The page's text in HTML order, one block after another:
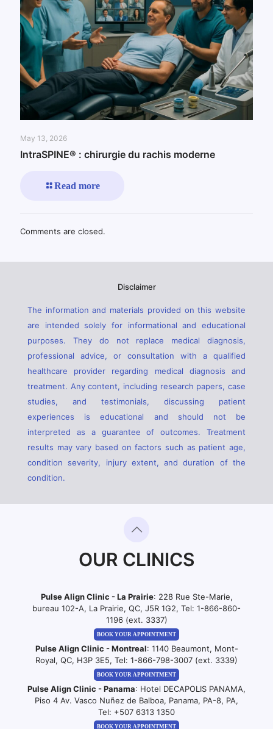
May 13, 2026
IntraSPINE® : chirurgie du rachis moderne
Read more
Comments are closed.
Disclaimer
The information and materials provided on this website
are intended solely for informational and educational
purposes. They do not replace medical diagnosis,
professional advice, or consultation with a qualified
healthcare provider regarding medical diagnosis and
treatment. Any content, including research papers, case
studies, and testimonials, discussing patient
experiences is educational and should not be
interpreted as a guarantee of outcomes. Treatment
results may vary based on factors such as patient age,
condition severity, injury extent, and duration of the
condition.
OUR CLINICS
Pulse Align Clinic - La Prairie: 228 Rue Ste-Marie,
bureau 102-A, La Prairie, QC, J5R 1G2, Tel: 1-866-860-
1196 (ext. 3337)
BOOK YOUR APPOINTMENT
Pulse Align Clinic - Montreal: 1140 Beaumont, Mont-
Royal, QC, H3P 3E5, Tel: 1-866-798-3007 (ext. 3339)
BOOK YOUR APPOINTMENT
Pulse Align Clinic - Panama: Hotel DECAPOLIS PANAMA,
Piso 4 Av. Vasco Nuñez de Balboa, Panama, PA-8, PA,
Tel: +507 6313 1350
BOOK YOUR APPOINTMENT